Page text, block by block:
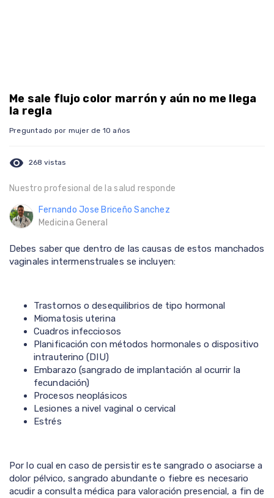
Me sale flujo color marrón y aún no me llega
la regla
Preguntado por mujer de 10 años
visibility 268 vistas
Nuestro profesional de la salud responde
Fernando Jose Briceño Sanchez
Medicina General
Debes saber que dentro de las causas de estos manchados
vaginales intermenstruales se incluyen:
Trastornos o desequilibrios de tipo hormonal
Miomatosis uterina
Cuadros infecciosos
Planificación con métodos hormonales o dispositivo
intrauterino (DIU)
Embarazo (sangrado de implantación al ocurrir la
fecundación)
Procesos neoplásicos
Lesiones a nivel vaginal o cervical
Estrés
Por lo cual en caso de persistir este sangrado o asociarse a
dolor pélvico, sangrado abundante o fiebre es necesario
acudir a consulta médica para valoración presencial, a fin de